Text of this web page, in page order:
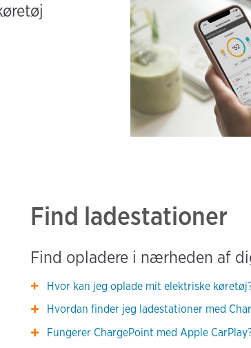
Find ladestationer
Find opladere i nærheden af
Hvor kan jeg oplade mit elektriske
Hvordan finder jeg ladestationer med
Fungerer ChargePoint med Apple